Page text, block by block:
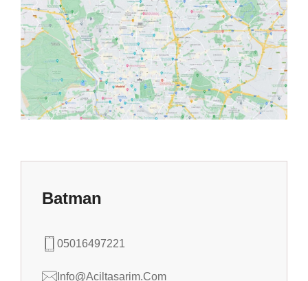
Batman
05016497221
Info@aciltasarim.com